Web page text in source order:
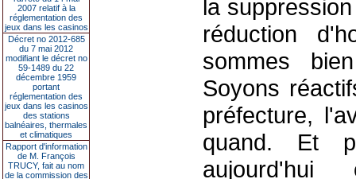
2007 relatif à la
réglementation des
jeux dans les casinos
Décret no 2012-685
du 7 mai 2012
modifiant le décret no
59-1489 du 22
décembre 1959
portant
réglementation des
jeux dans les casinos
des stations
balnéaires, thermales
et climatiques
Rapport d'information
de M. François
TRUCY, fait au nom
de la commission des
la
réduction
sommes
Soyons
préfecture,
quand. Et